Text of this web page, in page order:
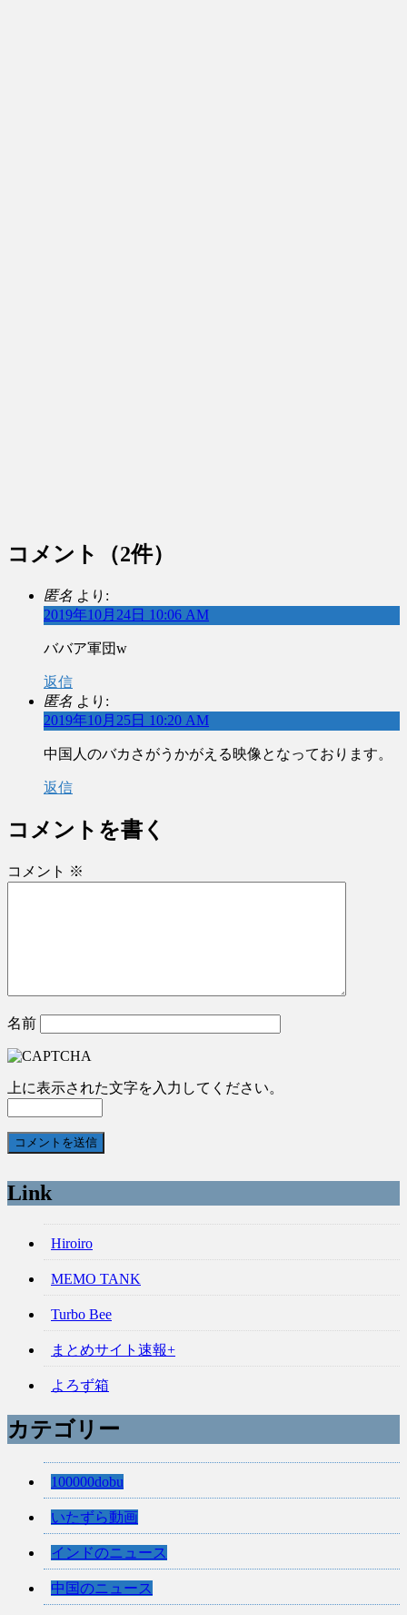
コメント （2件）
匿名 より:
2019年10月24日 10:06 AM
ババア軍団w
返信
匿名 より:
2019年10月25日 10:20 AM
中国人のバカさがうかがえる映像となっております。
返信
コメントを書く
コメント ※
名前
上に表示された文字を入力してください。
Link
Hiroiro
MEMO TANK
Turbo Bee
まとめサイト速報+
よろず箱
カテゴリー
100000dobu
いたずら動画
インドのニュース
中国のニュース